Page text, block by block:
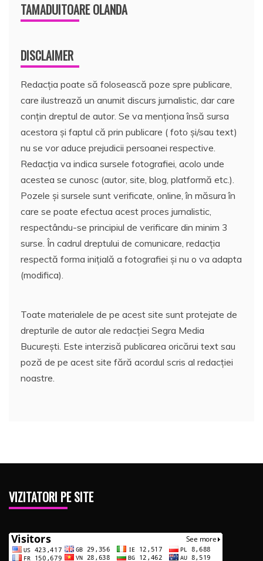
TAMADUITOARE OLANDA
DISCLAIMER
Redacția poate să folosească poze spre publicare,
care ilustrează un anumit discurs jurnalistic, dar care
conțin dreptul de autor. Se va menționa însă sursa
acestora și faptul că prin publicare ( foto și/sau text)
nu se vor aduce prejudicii persoanei respective.
Redacția va indica sursele fotografiei, acolo unde
acestea se cunosc (autor, site, blog, platformă etc.).
Pozele și sursele sunt verificate, online, în măsura în
care se poate efectua acest proces jurnalistic,
respectându-se principiul de verificare din minim 3
surse. În cadrul dreptului de comunicare, redacția
respectă forma inițială a fotografiei și nu o va adapta
(modifica).
Toate materialele de pe acest site sunt protejate de
drepturile de autor ale redacției Segra Media
București. Este interzisă publicarea oricărui text sau
poză de pe acest site fără acordul scris al redacției
noastre.
VIZITATORI PE SITE